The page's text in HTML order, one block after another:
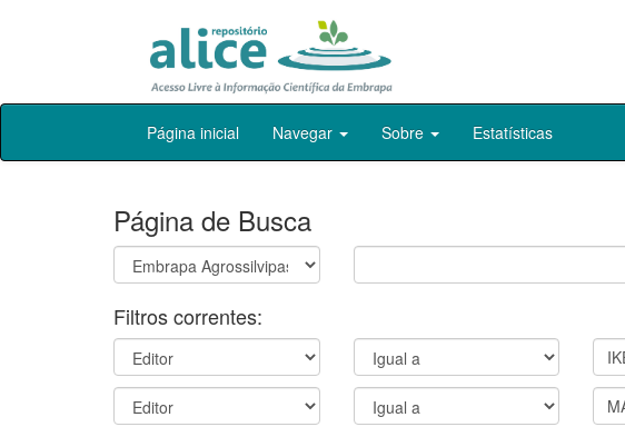
Skip
Página inicial Navegar Sobre Estatísticas
Página de Busca
Filtros correntes: